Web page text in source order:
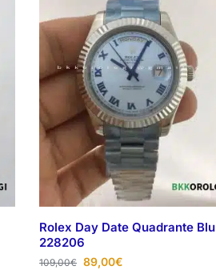
Rolex Day Date Quadrante Blu
228206
109,00€ 89,00€